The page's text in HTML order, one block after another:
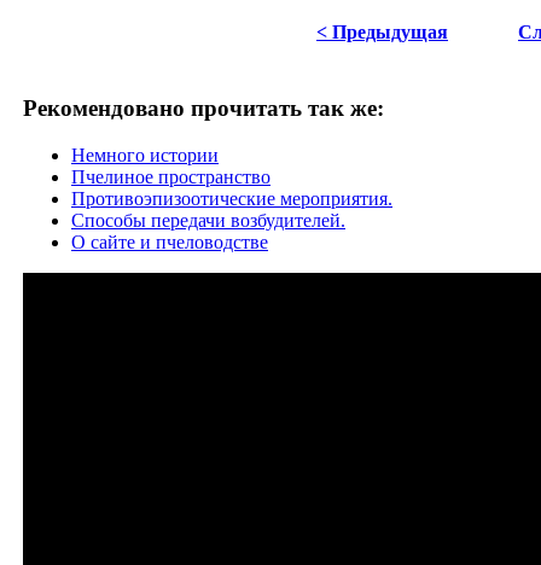
< Предыдущая
Рекомендовано прочитать так же:
Немного истории
Пчелиное пространство
Противоэпизоотические мероприятия.
Способы передачи возбудителей.
О сайте и пчеловодстве